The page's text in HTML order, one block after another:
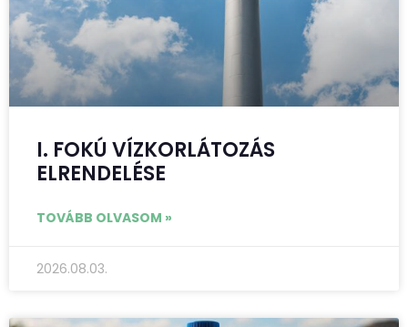
I. FOKÚ VÍZKORLÁTOZÁS
ELRENDELÉSE
TOVÁBB OLVASOM »
2026.08.03.